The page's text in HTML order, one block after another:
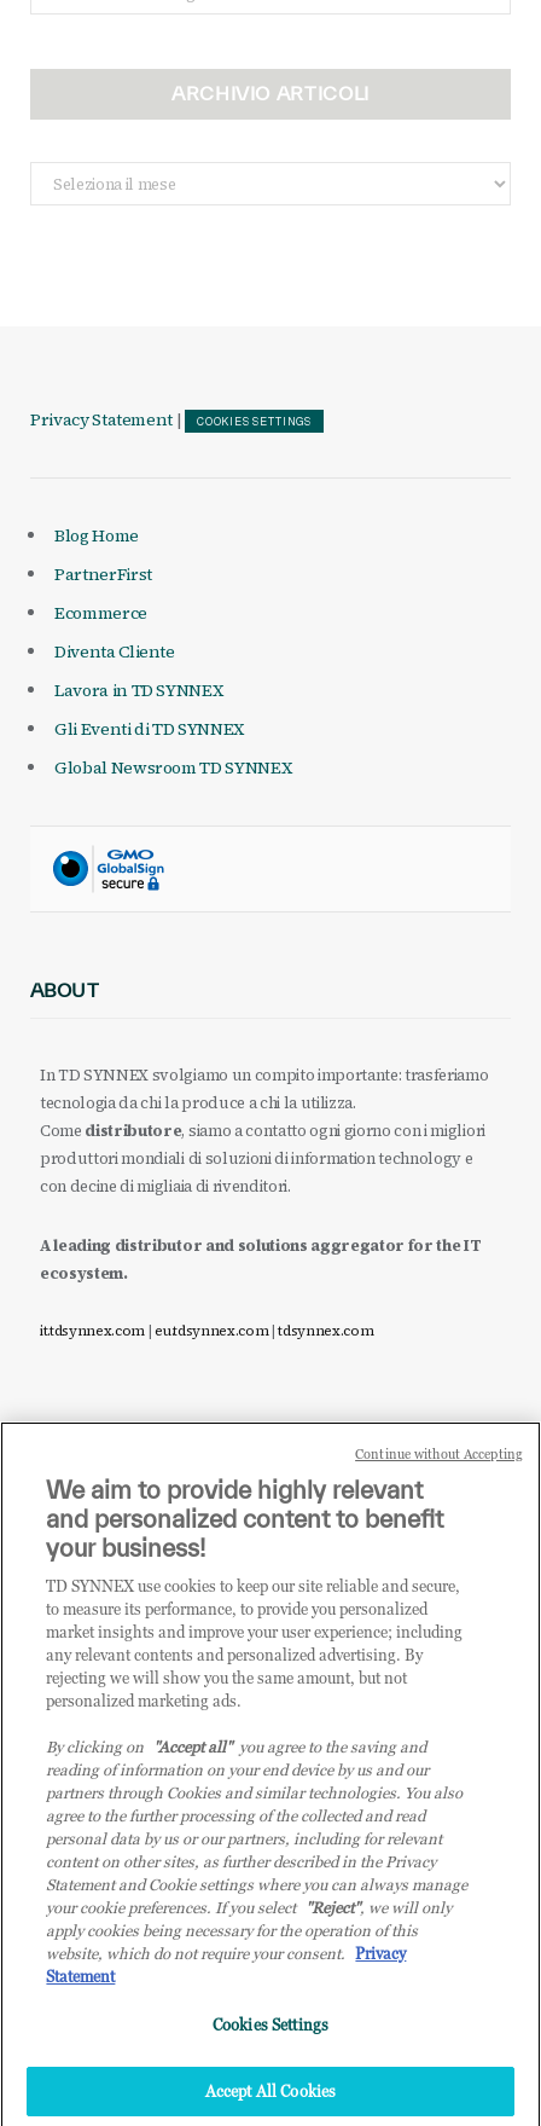
ARCHIVIO ARTICOLI
Archivio
Articoli
Privacy Statement | COOKIES SETTINGS
Blog Home
PartnerFirst
Ecommerce
Diventa Cliente
Lavora in TD SYNNEX
Gli Eventi di TD SYNNEX
Global Newsroom TD SYNNEX
ABOUT
In TD SYNNEX svolgiamo un compito importante: trasferiamo
tecnologia da chi la produce a chi la utilizza.
Come distributore, siamo a contatto ogni giorno con i migliori
produttori mondiali di soluzioni di information technology e
con decine di migliaia di rivenditori.
A leading distributor and solutions aggregator for the IT
ecosystem.
it.tdsynnex.com|eu.tdsynnex.com|tdsynnex.com
Sei un rivenditore di tecnologia e desideri acquistare
i prodotti o le soluzioni trattate sul blog?
CLICCA QUI E DIVENTA
CLIENTE TD SYNNEX
© 2026 TD SYNNEX Italy S.r.l. - Sede legale: via Luigi Russolo 9, 20138 Milano
(MI) - Numero di iscrizione al Registro delle Imprese di Milano e Codice Fiscale:
07092780159 - P.IVA: 07092780159 - Eur 12.569.000,00 i.v - TD SYNNEX e TD
in altri Paesi. Società a socio unico soggetta all’attività di direzione e coordinamento
Top
We aim to provide highly relevant
and personalized content to benefit
your business!
TD SYNNEX use cookies to keep our site reliable and secure,
to measure its performance, to provide you personalized
market insights and improve your user experience; including
any relevant contents and personalized advertising. By
rejecting we will show you the same amount, but not
personalized marketing ads.
By clicking on "Accept all"you agree to the saving and
reading of information on your end device by us and our
partners through Cookies and similar technologies. You also
agree to the further processing of the collected and read
personal data by us or our partners, including for relevant
content on other sites, as further described in the Privacy
Statement and Cookie settings where you can always manage
your cookie preferences. If you select "Reject", we will only
apply cookies being necessary for the operation of this
website, which do not require your consent. Privacy
Statement
Cookies Settings
Accept All Cookies
Continue without Accepting